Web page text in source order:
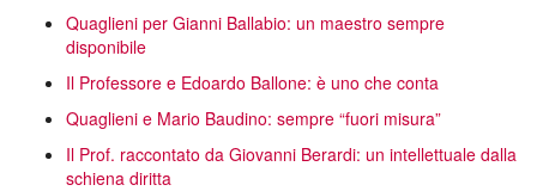
Quaglieni per Gianni Ballabio: un maestro sempre
disponibile
Il Professore e Edoardo Ballone: è uno che conta
Quaglieni e Mario Baudino: sempre “fuori misura”
Il Prof. raccontato da Giovanni Berardi: un intellettuale dalla
schiena diritta